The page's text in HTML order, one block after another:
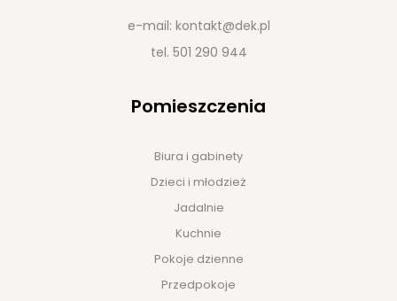
e-mail: kontakt@dek.pl
tel. 501 290 944
Pomieszczenia
Biura i gabinety
Dzieci i młodzież
Jadalnie
Kuchnie
Pokoje dzienne
Przedpokoje